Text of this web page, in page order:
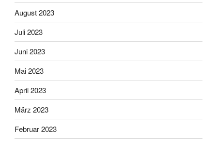
August 2023
Juli 2023
Juni 2023
Mai 2023
April 2023
März 2023
Februar 2023